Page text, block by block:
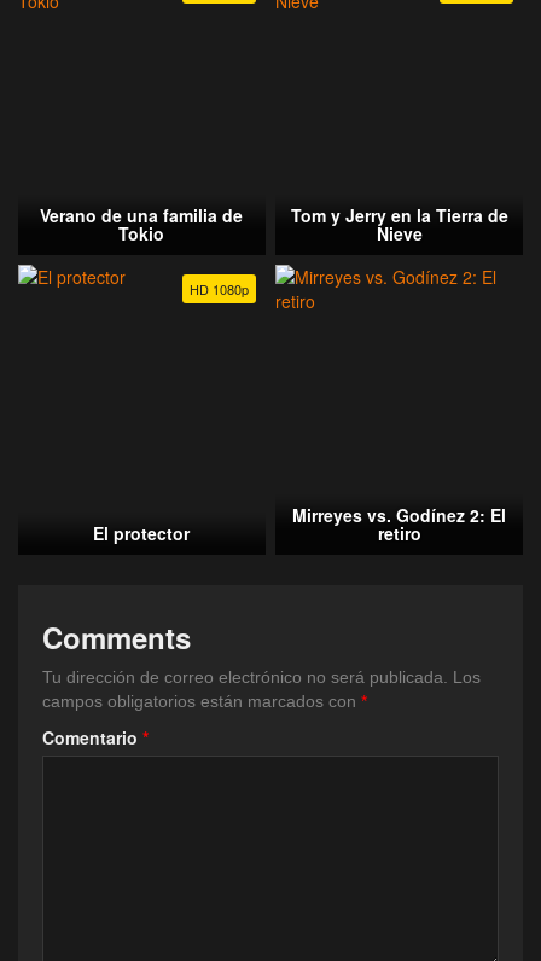
Verano de una familia de
Tokio
Tom y Jerry en la Tierra de
Nieve
HD 1080p
El protector
Mirreyes vs. Godínez 2: El
retiro
Comments
Tu dirección de correo electrónico no será publicada.
Los
campos obligatorios están marcados con *
Comentario *